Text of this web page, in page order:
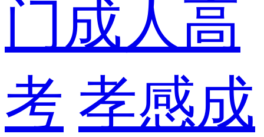
门成人高
考 孝感成